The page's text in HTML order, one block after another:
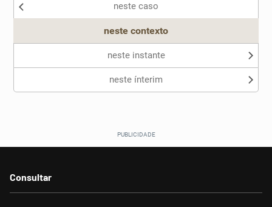
neste caso
neste contexto
neste instante
neste ínterim
Consultar